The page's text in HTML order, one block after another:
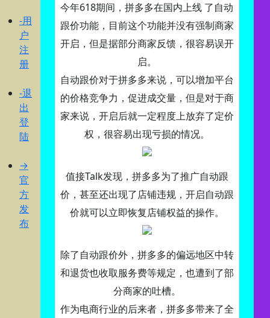
-用
户
注
册
-退
出
登
陆
→
官
方
发
布
今年618期间，拼多多在国内上线 了自动
跟价功能，目前这个功能并没有强制商家
开启，但是据部分商家反馈，很容易误开
启。
自动跟价对于拼多多来说，可以增加平台
的价格竞争力，促进成交量，但是对于商
家来说，开启后就一定程度上放弃了定价
权，很容易出现亏损的情况。
值接Talk发现，拼多多为了推广自动跟
价，甚至还出现了店铺违规，开启自动跟
价就可以立即恢复店铺权益的操作。
除了自动跟价外，拼多多的偏远地区中转
和退货也收取服务费等规定，也遭到了部
分商家的吐槽。
作为电商行业的后来者，拼多多带来了全